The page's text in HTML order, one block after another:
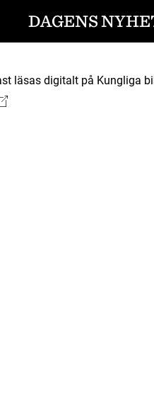
DAGENS
läsas digitalt på Kungliga